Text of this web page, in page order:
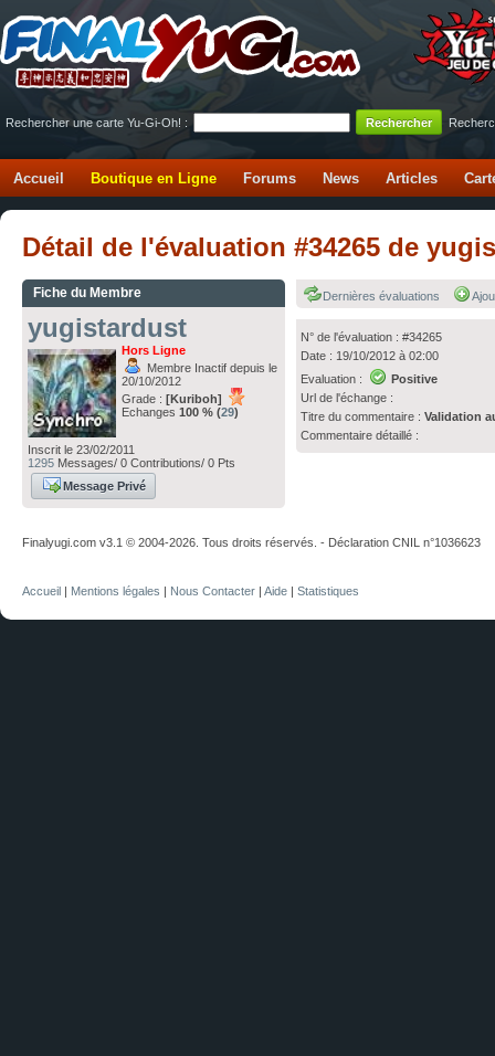
Rechercher une carte Yu-Gi-Oh! :
Accueil Boutique en Ligne Forums News Articles
Détail de l'évaluation #34265 de
Fiche du Membre
yugistardust
Hors Ligne
Membre Inactif depuis le
20/10/2012
Grade : [Kuriboh]
Echanges 100 % (29)
Inscrit le 23/02/2011
1295 Messages/ 0 Contributions/ 0 Pts
Message Privé
Dernières évaluations
N° de l'évaluation : #34265
Date : 19/10/2012 à 02:00
Evaluation :
Positive
Url de l'échange :
Titre du commentaire :Validation
Commentaire détaillé :
Finalyugi.com v3.1 © 2004-2026. Tous droits réservés. - Déclaration CNIL n°1036623
Accueil | Mentions légales | Nous Contacter | Aide | Statistiques